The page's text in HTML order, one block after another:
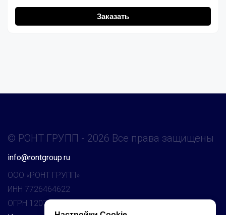
Заказать
© РОНТ ГРУПП - 2026 Все права защищены
info@rontgroup.ru
ООО «РОНТ ГРУПП»
ИНН 7726464622
ОГРН 1207700160073